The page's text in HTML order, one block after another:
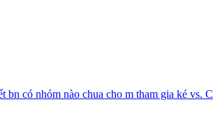
có nhóm nào chua cho m tham gia ké vs.